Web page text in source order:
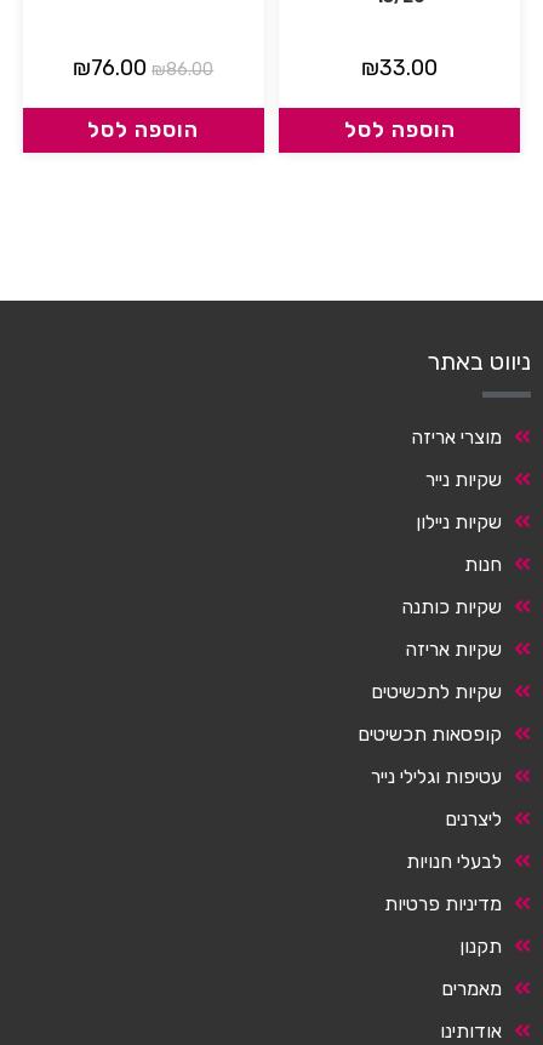
₪33.00
הוספה לסל
₪86.00
₪76.00
הוספה לסל
ניווט באתר
מוצרי אריזה
שקיות נייר
שקיות ניילון
חנות
שקיות כותנה
שקיות אריזה
שקיות לתכשיטים
קופסאות תכשיטים
עטיפות וגלילי נייר
ליצרנים
לבעלי חנויות
מדיניות פרטיות
תקנון
מאמרים
אודותינו